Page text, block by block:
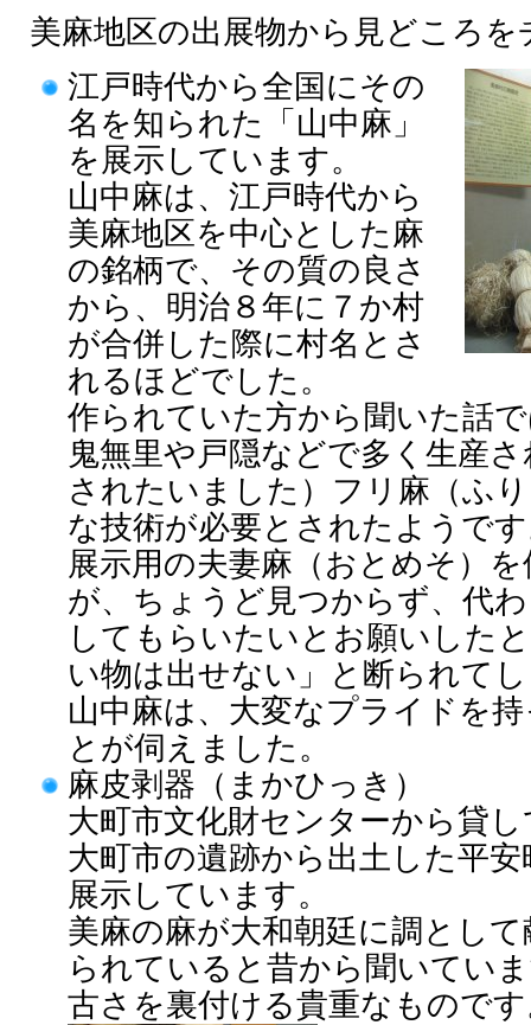
美麻地区の出展物から見どころ
江戸時代から全国にその
名を知られた「山中麻」
を展示しています。
山中麻は、江戸時代から
美麻地区を中心とした麻
の銘柄で、その質の良さ
から、明治８年に７か村
が合併した際に村名とさ
れるほどでした。
作られていた方から聞いた話
鬼無里や戸隠などで多く生産
されたいました）フリ麻（ふ
な技術が必要とされたようで
展示用の夫妻麻（おとめそ）
が、ちょうど見つからず、代
してもらいたいとお願いした
い物は出せない」と断られて
山中麻は、大変なプライドを
とが伺えました。
麻皮剥器（まかひっき）
大町市文化財センターから貸
大町市の遺跡から出土した平
展示しています。
美麻の麻が大和朝廷に調とし
られていると昔から聞いてい
古さを裏付ける貴重なもので